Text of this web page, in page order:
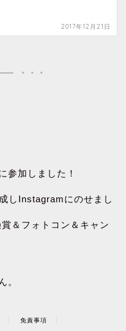
2017年12月21日
加しました！
しInstagramにのせまし
＆フォトコン＆キャン
。
免責事項